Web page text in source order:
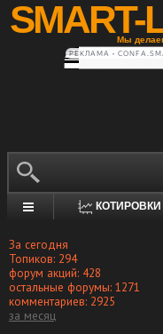
SMART-
Мы
РЕКЛАМА •
КОТИРОВКИ
За сегодня
Топиков: 294
форум акций: 428
остальные форумы: 1271
комментариев: 2925
за месяц